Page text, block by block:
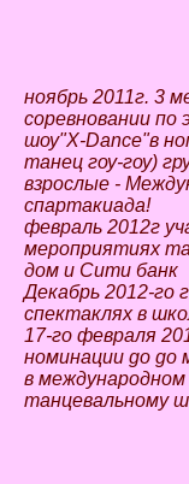
ноябрь 2011г. 3
соревновании по
шоу"X-Dance"в
танец гоу-гоу)
взрослые -
спартакиада!
февраль 2012г
мероприятиях
дом и Сити банк
Декабрь 2012-го
спектаклях в
17-го февраля
номинации go go
в
танцевальному